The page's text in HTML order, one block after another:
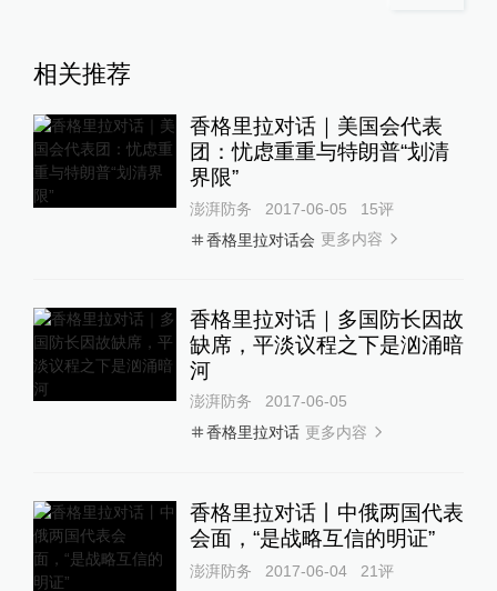
相关推荐
香格里拉对话｜美国会代表
团：忧虑重重与特朗普“划清
界限”
澎湃防务 2017-06-05 15评
香格里拉对话会 更多内容
香格里拉对话｜多国防长因故
缺席，平淡议程之下是汹涌暗
河
澎湃防务
2017-06-05
香格里拉对话 更多内容
香格里拉对话丨中俄两国代表
会面，“是战略互信的明证”
澎湃防务 2017-06-04 21评